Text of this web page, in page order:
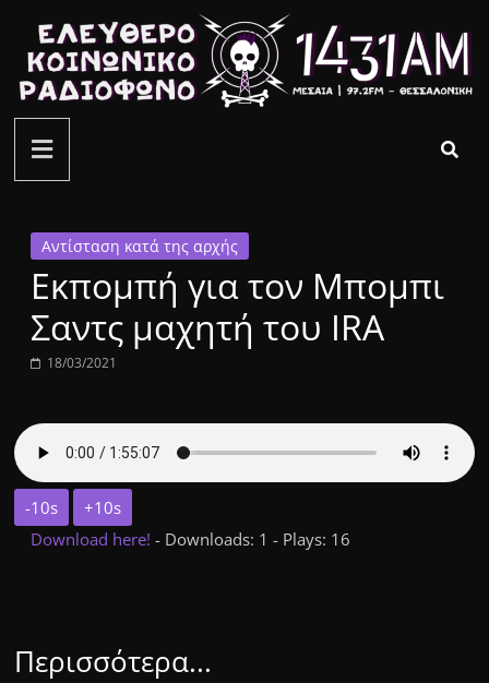
περιεχόμενο
ελεύθερο
κοινωνικό
ραδιόφωνο
1431AM
Αντίσταση κατά της αρχής
Εκπομπή για τον Μπομπι
Σαντς μαχητή του IRA
18/03/2021
-10s
+10s
Download here!- Downloads: 1 - Plays: 16
Περισσότερα...